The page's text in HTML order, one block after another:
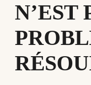
N’EST